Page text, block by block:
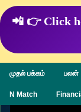
📲 👉 Click
முதல் பக்கம் பலன்
N Match